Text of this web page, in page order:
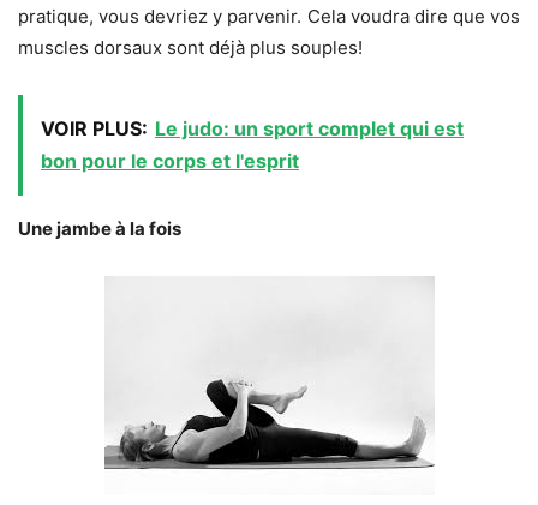
pratique, vous devriez y parvenir. Cela voudra dire que vos
muscles dorsaux sont déjà plus souples!
VOIR PLUS: Le judo: un sport complet qui est
bon pour le corps et l'esprit
Une jambe à la fois